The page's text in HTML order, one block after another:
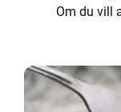
Om du vill
redaktionen